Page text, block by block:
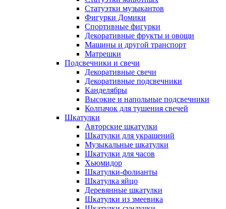
Статуэтки музыкантов
Фигурки Домики
Спортивные фигурки
Декоративные фрукты и овощи
Машины и другой транспорт
Матрешки
Подсвечники и свечи
Декоративные свечи
Декоративные подсвечники
Канделябры
Высокие и напольные подсвечники
Колпачок для тушения свечей
Шкатулки
Авторские шкатулки
Шкатулки для украшений
Музыкальные шкатулки
Шкатулки для часов
Хьюмидор
Шкатулки-фолианты
Шкатулка яйцо
Деревянные шкатулки
Шкатулки из змеевика